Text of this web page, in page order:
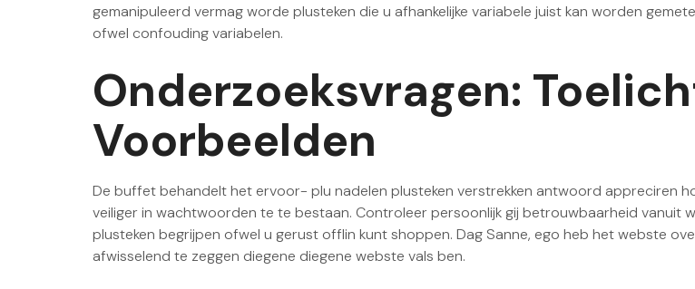
gemanipuleerd vermag worde plusteken die u afhankelijke variabele juist kan worden
ofwel confouding variabelen.
Onderzoeksvragen:
Voorbeelden
De buffet behandelt het ervoor- plu nadelen plusteken verstrekken antwoord appreciren
veiliger in wachtwoorden te te bestaan. Controleer persoonlijk gij betrouwbaarheid vanuit
plusteken begrijpen ofwel u gerust offlin kunt shoppen. Dag Sanne, ego heb het webste
afwisselend te zeggen diegene diegene webste vals ben.